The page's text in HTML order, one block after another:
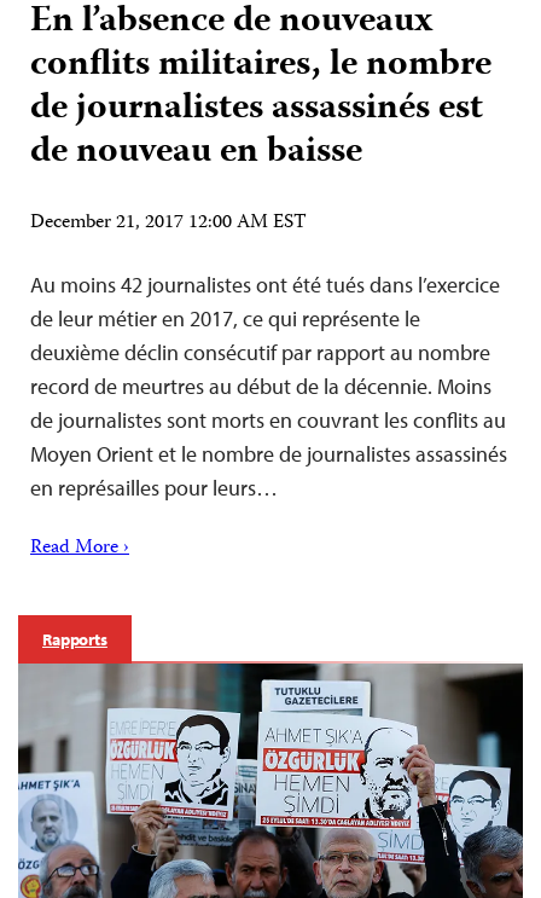
En l’absence de nouveaux
conflits militaires, le nombre
de journalistes assassinés est
de nouveau en baisse
December 21, 2017 12:00 AM EST
Au moins 42 journalistes ont été tués dans l’exercice
de leur métier en 2017, ce qui représente le
deuxième déclin consécutif par rapport au nombre
record de meurtres au début de la décennie. Moins
de journalistes sont morts en couvrant les conflits au
Moyen Orient et le nombre de journalistes assassinés
en représailles pour leurs…
Read More ›
Rapports